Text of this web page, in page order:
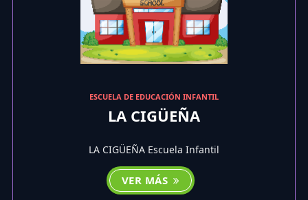
ESCUELA DE EDUCACIÓN INFANTIL
LA CIGÜEÑA
LA CIGÜEÑA Escuela Infantil
VER MÁS